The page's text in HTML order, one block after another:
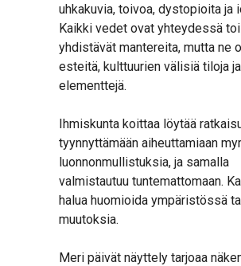
uhkakuvia, toivoa, dystopioita ja
Kaikki vedet ovat yhteydessä
yhdistävät mantereita, mutta ne
esteitä, kulttuurien välisiä tiloja
elementtejä.
Ihmiskunta koittaa löytää
tyynnyttämään aiheuttamiaan
luonnonmullistuksia, ja samalla
valmistautuu tuntemattomaan.
halua huomioida ympäristössä
muutoksia.
Meri päivät näyttely tarjoaa